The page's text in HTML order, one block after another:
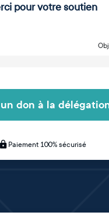
pour votre soutien
don à la
Paiement 100% sécurisé